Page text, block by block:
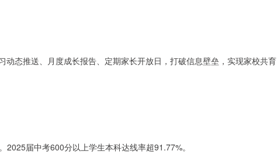
态推送、月度成长报告、定期家长开放日，打破信息壁垒，实现家校共育
届中考600分以上学生本科达线率超91.77%。